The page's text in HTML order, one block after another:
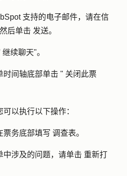
支持的电子邮件，请在信
后单击 发送。
继续聊天"。
时间轴底部单击 " 关闭此票
以执行以下操作：
票务底部填写 调查表。
中涉及的问题，请单击 重新打